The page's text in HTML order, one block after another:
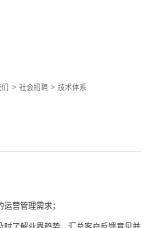
> 社会招聘 > 技术体系
营管理需求；